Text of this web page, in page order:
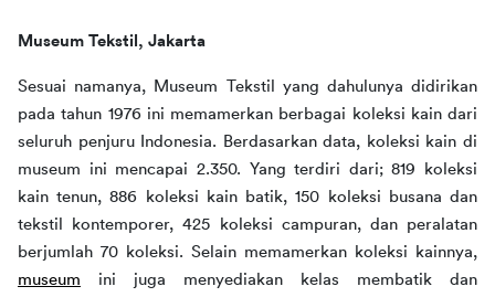
Museum Tekstil, Jakarta
Sesuai namanya, Museum Tekstil yang dahulunya didirikan
pada tahun 1976 ini memamerkan berbagai koleksi kain dari
seluruh penjuru Indonesia. Berdasarkan data, koleksi kain di
museum ini mencapai 2.350. Yang terdiri dari; 819 koleksi
kain tenun, 886 koleksi kain batik, 150 koleksi busana dan
tekstil kontemporer, 425 koleksi campuran, dan peralatan
museum ini juga menyediakan kelas membatik dan